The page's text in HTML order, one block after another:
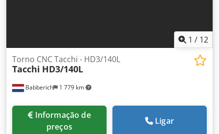
1 / 12
Babberich 1 779 km
Torno CNC Tacchi - HD3/140L
Tacchi HD3/140L
preços
Ligar